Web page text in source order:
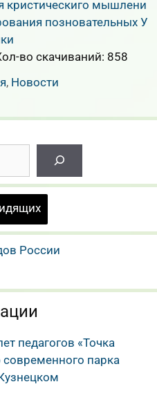
кристическиго мышлени
позновательных У
во скачиваний: 858
, Новости
России
педагогов «Точка
парка